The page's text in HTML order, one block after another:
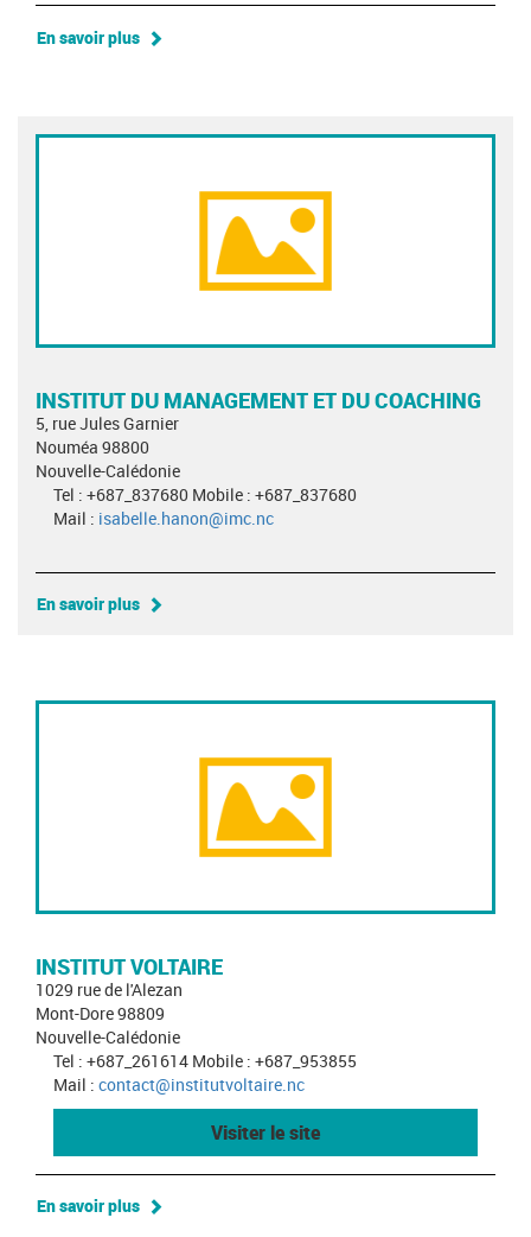
En savoir plus
INSTITUT DU MANAGEMENT ET DU COACHING
5, rue Jules Garnier
Nouméa 98800
Nouvelle-Calédonie
Tel : +687_837680 Mobile : +687_837680
Mail : isabelle.hanon@imc.nc
En savoir plus
INSTITUT VOLTAIRE
1029 rue de l'Alezan
Mont-Dore 98809
Nouvelle-Calédonie
Tel : +687_261614 Mobile : +687_953855
Mail : contact@institutvoltaire.nc
Visiter le site
En savoir plus